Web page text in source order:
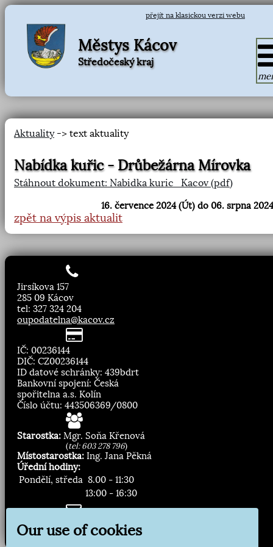
přejít na klasickou verzi webu
Městys Kácov
Středočeský kraj
Aktuality-> text aktuality
Nabídka kuřic - Drůbežárna Mírovka
Stáhnout dokument: Nabidka kuric_Kacov (pdf)
16. července 2024 (Út) do 06. srpna
zpět na výpis aktualit
Jirsíkova 157
285 09 Kácov
tel: 327 324 204
oupodatelna@kacov.cz
IČ: 00236144
DIČ: CZ00236144
ID datové schránky: 439bdrt
Bankovní spojení: Česká
spořitelna a.s. Kolín
Číslo účtu: 443506369/0800
Starostka: Mgr. Soňa Křenová
(tel: 603 278 796)
Místostarostka: Ing. Jana Pěkná
Úřední hodiny:
Pondělí, středa 8.00 - 11:30
13:00 - 16:30
Zasílání novinek:
Our use of cookies